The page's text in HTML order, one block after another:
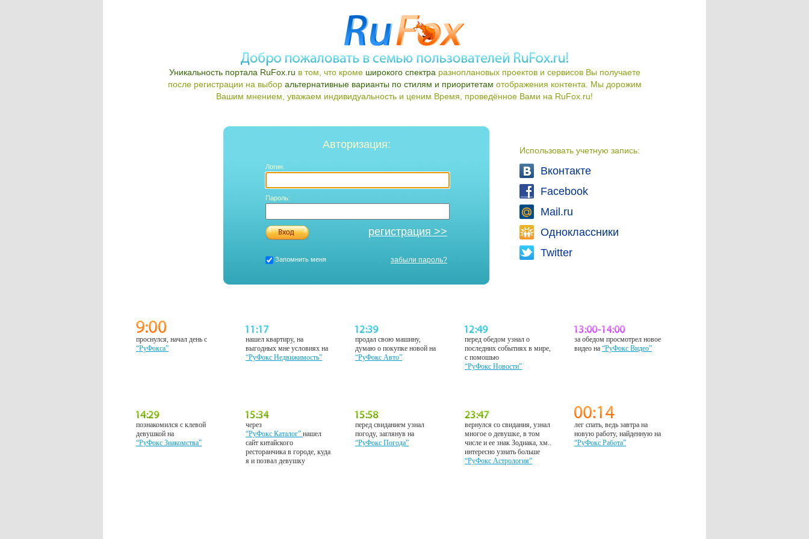
Уникальность портала RuFox.ru в том, что кроме широкого спектра разноплановых проектов и сервисов Вы получаете
после регистрации на выбор альтернативные варианты по стилям и приоритетам отображения контента. Мы дорожим
Вашим мнением, уважаем индивидуальность и ценим Время, проведённое Вами на RuFox.ru!
Использовать учетную запись:
Вконтакте
Facebook
Mail.ru
Одноклассники
Twitter
Авторизация:
Логин:
Пароль:
регистрация >>
Запомнить меня забыли пароль?
проснулся, начал день с
“РуФокса”
нашел квартиру, на
выгодных мне условиях на
“РуФокс Недвижимость”
продал свою машину,
думаю о покупке новой на
“РуФокс Авто”
перед обедом узнал о
последних событиях в мире,
с помошью
“РуФокс Новости”
за обедом просмотрел новое
видео на“РуФокс Видео”
познакомился с клевой
девушкой на
“РуФокс Знакомства”
через
“РуФокс Каталог”нашел
сайт китайского
ресторанчика в городе, куда
я и позвал девушку
перед свиданием узнал
погоду, заглянув на
“РуФокс Погода”
вернулся со свидания, узнал
многое о девушке, в том
числе и ее знак Зодиака, хм..
интересно узнать больше
“РуФокс Астрология”
лег спать, ведь завтра на
новую работу, найденную на
“РуФокс Работа”